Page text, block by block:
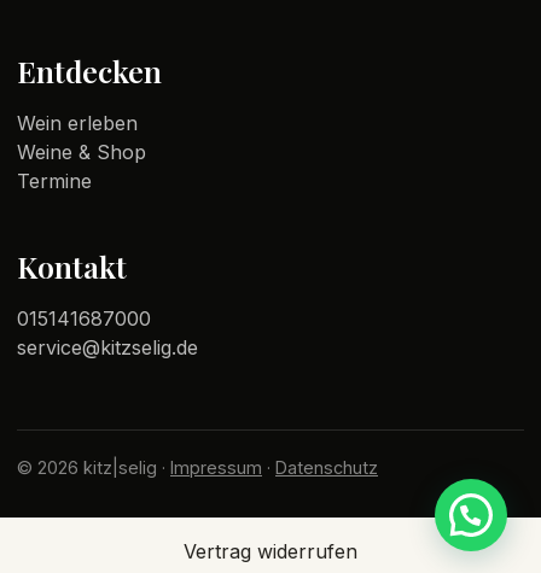
Entdecken
Wein erleben
Weine & Shop
Termine
Kontakt
015141687000
service@kitzselig.de
© 2026 kitz|selig · Impressum · Datenschutz
Vertrag widerrufen